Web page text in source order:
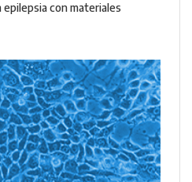
con materiales